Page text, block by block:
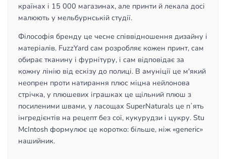
країнах і 15 000 магазинах, але принти й лекала досі
малюють у мельбурнській студії.
Філософія бренду це чесне співвідношення дизайну і
матеріалів. FuzzYard сам розробляє кожен принт, сам
обирає тканину і фурнітуру, і сам відповідає за
кожну лінію від ескізу до полиці. В амуніції це м'який
неопрен проти натирання плюс міцна нейлонова
стрічка, у плюшевих іграшках це щільний плюш з
посиленими швами, у ласощах SuperNaturals це пʼять
інгредієнтів на рецепт без сої, кукурудзи і цукру. Stu
McIntosh формулює це коротко: більше, ніж «generic»
нашийник.